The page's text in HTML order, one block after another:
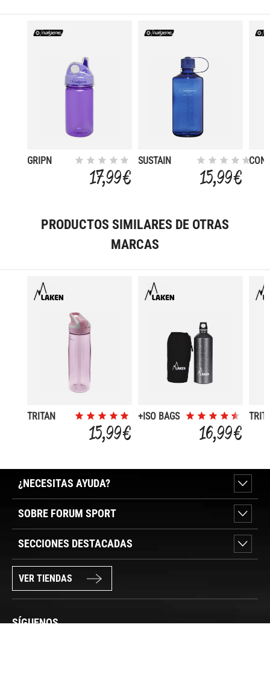
GRIPN
17,99 €
SUSTAIN
15,99 €
PRODUCTOS SIMILARES DE OTRAS
MARCAS
TRITAN
15,99 €
+ISO BAGS
16,99 €
¿NECESITAS AYUDA?
SOBRE FORUM SPORT
SECCIONES DESTACADAS
VER TIENDAS
SÍGUENOS